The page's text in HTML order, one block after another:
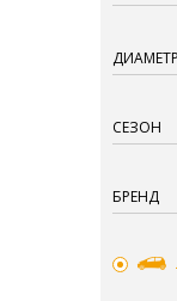
ДИАМЕТР
СЕЗОН
БРЕНД